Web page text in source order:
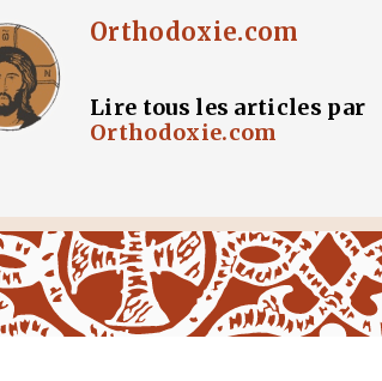
Orthodoxie.com
Lire tous les articles par
Orthodoxie.com